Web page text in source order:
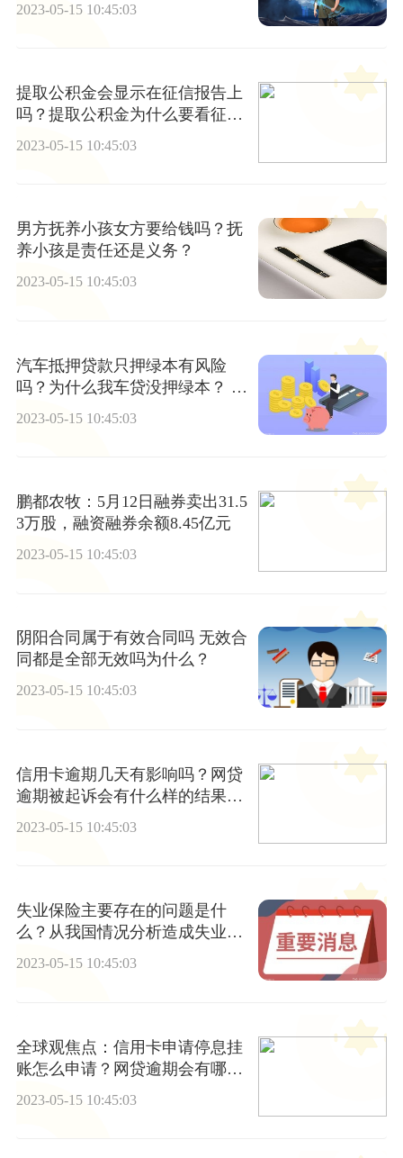
2023-05-15 10:45:03
提取公积金会显示在征信报告上
吗？提取公积金为什么要看征
2023-05-15 10:45:03
男方抚养小孩女方要给钱吗？抚
养小孩是责任还是义务？
2023-05-15 10:45:03
汽车抵押贷款只押绿本有风险
吗？为什么我车贷没押绿本？ 世
2023-05-15 10:45:03
鹏都农牧：5月12日融券卖出31.5
3万股，融资融券余额8.45亿元
2023-05-15 10:45:03
阴阳合同属于有效合同吗 无效合
同都是全部无效吗为什么？
2023-05-15 10:45:03
信用卡逾期几天有影响吗？网贷
逾期被起诉会有什么样的结果？
2023-05-15 10:45:03
失业保险主要存在的问题是什
么？从我国情况分析造成失业的
原因主要有几个方面？
2023-05-15 10:45:03
全球观焦点：信用卡申请停息挂
账怎么申请？网贷逾期会有哪些
2023-05-15 10:45:03